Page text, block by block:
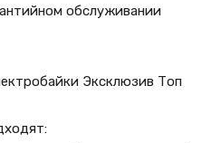
обслуживании
Эксклюзив Топ